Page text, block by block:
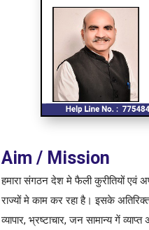
Aim / Mission
हमारा संगठन देश मे फैली कुरीतियों एवं
राज्यों मे काम कर रहा है। इसके
व्यापार, भ्रष्टाचार, जन सामान्य गें व्याप्त